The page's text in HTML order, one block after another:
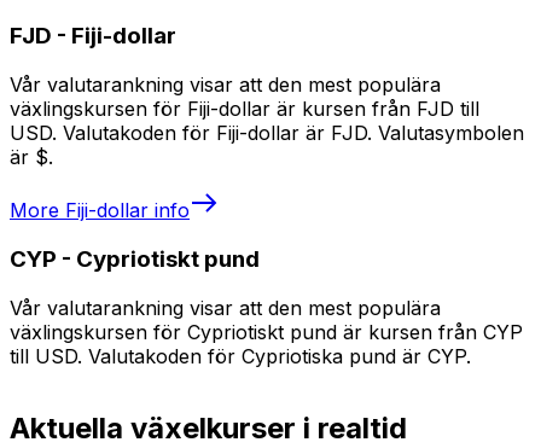
FJD - Fiji-dollar
Vår valutarankning visar att den mest populära
växlingskursen för Fiji-dollar är kursen från FJD till
USD. Valutakoden för Fiji-dollar är FJD. Valutasymbolen
är $.
More Fiji-dollar info
CYP - Cypriotiskt pund
Vår valutarankning visar att den mest populära
växlingskursen för Cypriotiskt pund är kursen från CYP
till USD. Valutakoden för Cypriotiska pund är CYP.
Aktuella växelkurser i realtid